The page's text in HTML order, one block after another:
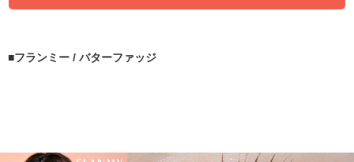
フランミー / バターファッジ